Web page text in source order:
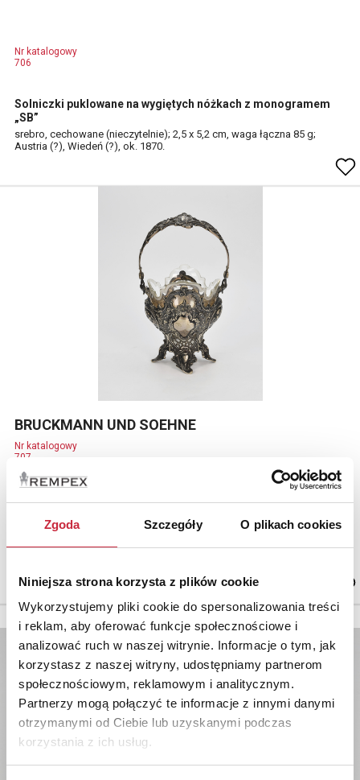
Zgoda Szczegóły O plikach cookies
Niniejsza strona korzysta z plików cookie
Wykorzystujemy pliki cookie do spersonalizowania treści
i reklam, aby oferować funkcje społecznościowe i
analizować ruch w naszej witrynie. Informacje o tym, jak
korzystasz z naszej witryny, udostępniamy partnerom
społecznościowym, reklamowym i analitycznym.
Partnerzy mogą połączyć te informacje z innymi danymi
otrzymanymi od Ciebie lub uzyskanymi podczas
korzystania z ich usług.
Nr katalogowy
706
Solniczki puklowane na wygiętych nóżkach z monogramem
„SB”
srebro, cechowane (nieczytelnie); 2,5 x 5,2 cm, waga łączna 85 g;
Austria (?), Wiedeń (?), ok. 1870.
BRUCKMANN UND SOEHNE
Nr katalogowy
707
srebro pr. 800, cechowane, wnętrze pozłacane, szkło szlifowane; 19 x